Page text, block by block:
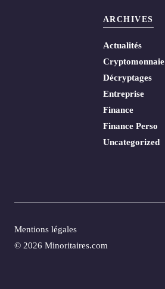
ARCHIVES
Actualités
Cryptomonnaie
Décryptages
Entreprise
Finance
Finance Perso
Uncategorized
© 2026 Minoritaires.com
Mentions légales